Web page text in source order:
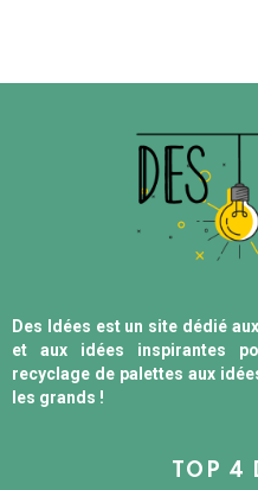
Des Idées est un site dédié
et aux idées inspirantes
recyclage de palettes aux
les grands !
TOP 4